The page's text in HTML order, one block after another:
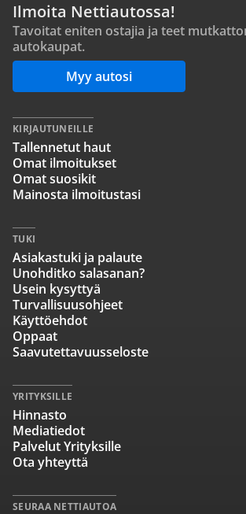
Ilmoita Nettiautossa!
Tavoitat eniten ostajia ja teet
autokaupat.
Myy autosi
SEURAA NETTIAUTOA
KIRJAUTUNEILLE
Tallennetut haut
Omat ilmoitukset
Omat suosikit
Mainosta ilmoitustasi
TUKI
Asiakastuki ja palaute
Unohditko salasanan?
Usein kysyttyä
Turvallisuusohjeet
Käyttöehdot
Oppaat
Saavutettavuusseloste
YRITYKSILLE
Hinnasto
Mediatiedot
Palvelut Yrityksille
Ota yhteyttä